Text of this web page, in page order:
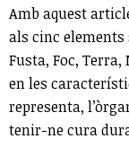
Amb aquest
als cinc
Fusta, Foc,
en les
representa,
tenir-ne cura